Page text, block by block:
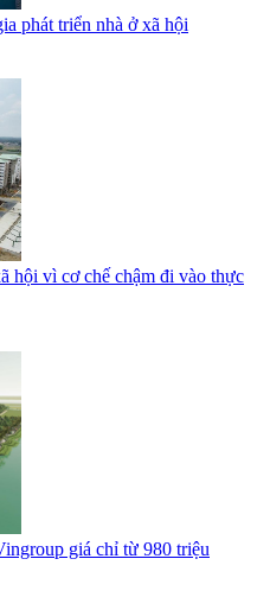
phát triển nhà ở xã hội
hội vì cơ chế chậm đi vào thực
giá chỉ từ 980 triệu